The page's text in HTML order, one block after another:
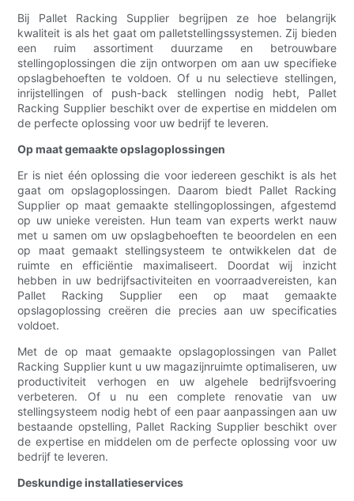
Bij Pallet Racking Supplier begrijpen ze hoe belangrijk
kwaliteit is als het gaat om palletstellingssystemen. Zij bieden
een ruim assortiment duurzame en betrouwbare
stellingoplossingen die zijn ontworpen om aan uw specifieke
opslagbehoeften te voldoen. Of u nu selectieve stellingen,
inrijstellingen of push-back stellingen nodig hebt, Pallet
Racking Supplier beschikt over de expertise en middelen om
de perfecte oplossing voor uw bedrijf te leveren.
Op maat gemaakte opslagoplossingen
Er is niet één oplossing die voor iedereen geschikt is als het
gaat om opslagoplossingen. Daarom biedt Pallet Racking
Supplier op maat gemaakte stellingoplossingen, afgestemd
op uw unieke vereisten. Hun team van experts werkt nauw
met u samen om uw opslagbehoeften te beoordelen en een
op maat gemaakt stellingsysteem te ontwikkelen dat de
ruimte en efficiëntie maximaliseert. Doordat wij inzicht
hebben in uw bedrijfsactiviteiten en voorraadvereisten, kan
Pallet Racking Supplier een op maat gemaakte
opslagoplossing creëren die precies aan uw specificaties
voldoet.
Met de op maat gemaakte opslagoplossingen van Pallet
Racking Supplier kunt u uw magazijnruimte optimaliseren, uw
productiviteit verhogen en uw algehele bedrijfsvoering
verbeteren. Of u nu een complete renovatie van uw
stellingsysteem nodig hebt of een paar aanpassingen aan uw
bestaande opstelling, Pallet Racking Supplier beschikt over
de expertise en middelen om de perfecte oplossing voor uw
bedrijf te leveren.
Deskundige installatieservices